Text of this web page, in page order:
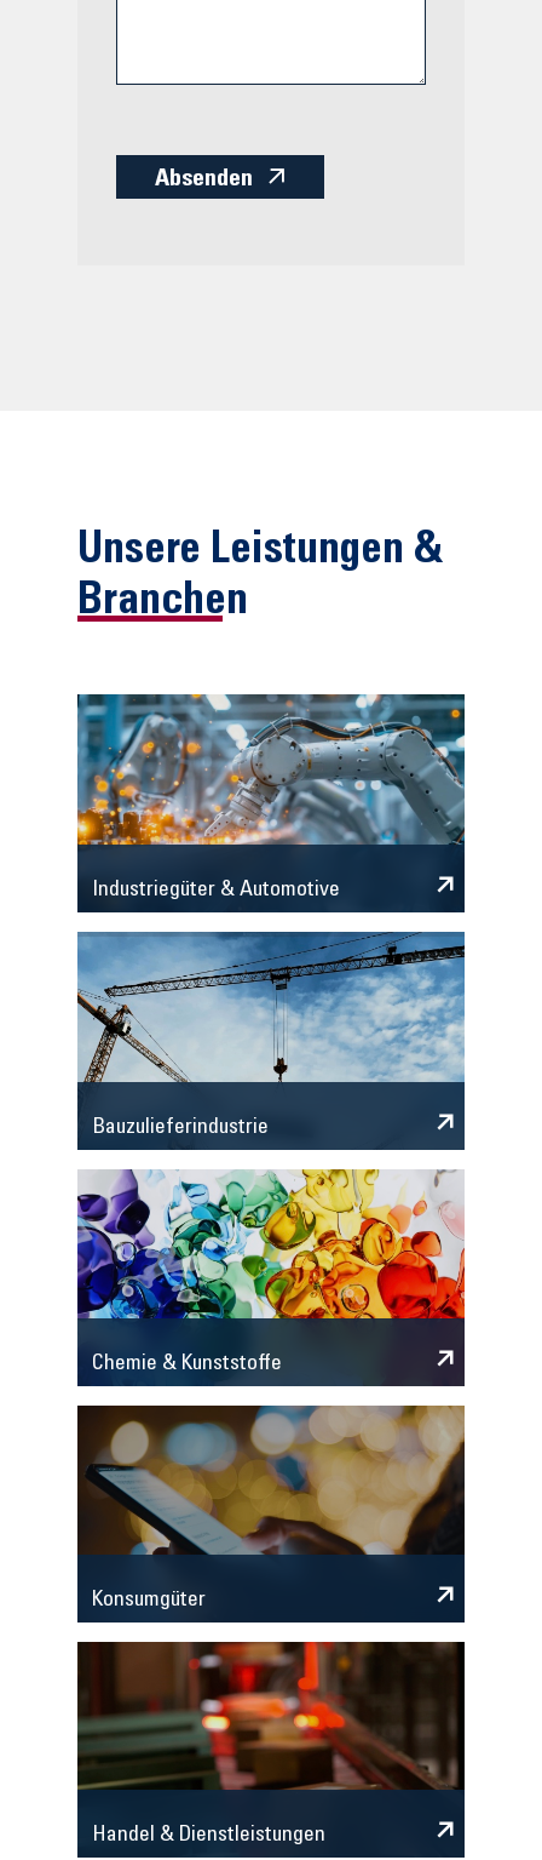
Absenden
Unsere Leistungen &
Branchen
Industriegüter & Automotive
Bauzulieferindustrie
Chemie & Kunststoffe
Konsumgüter
Handel & Dienstleistungen